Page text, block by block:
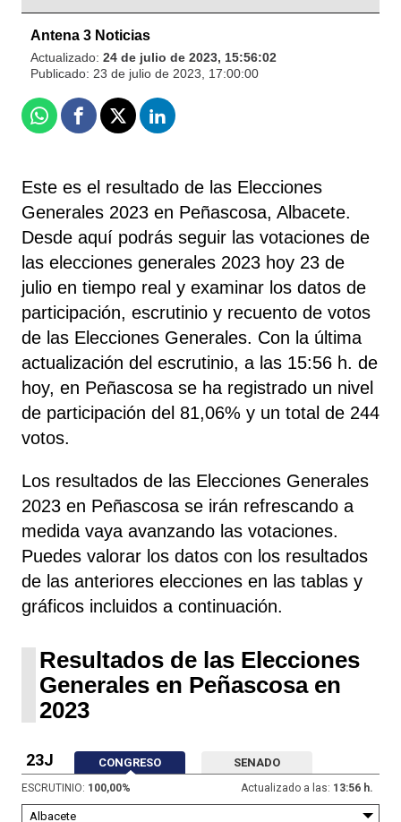
Antena 3 Noticias
Actualizado: 24 de julio de 2023, 15:56:02
Publicado: 23 de julio de 2023, 17:00:00
WhatsappFacebook
X Linkedin
Este es el resultado de las Elecciones
Generales 2023 en Peñascosa, Albacete.
Desde aquí podrás seguir las votaciones de
las elecciones generales 2023 hoy 23 de
julio en tiempo real y examinar los datos de
participación, escrutinio y recuento de votos
de las Elecciones Generales. Con la última
actualización del escrutinio, a las 15:56 h. de
hoy, en Peñascosa se ha registrado un nivel
de participación del 81,06% y un total de 244
votos.
Los resultados de las Elecciones Generales
2023 en Peñascosa se irán refrescando a
medida vaya avanzando las votaciones.
Puedes valorar los datos con los resultados
de las anteriores elecciones en las tablas y
gráficos incluidos a continuación.
Resultados de las Elecciones
Generales en Peñascosa en
2023
23J CONGRESO SENADO
ESCRUTINIO: 100,00% Actualizado a las: 13:56 h.